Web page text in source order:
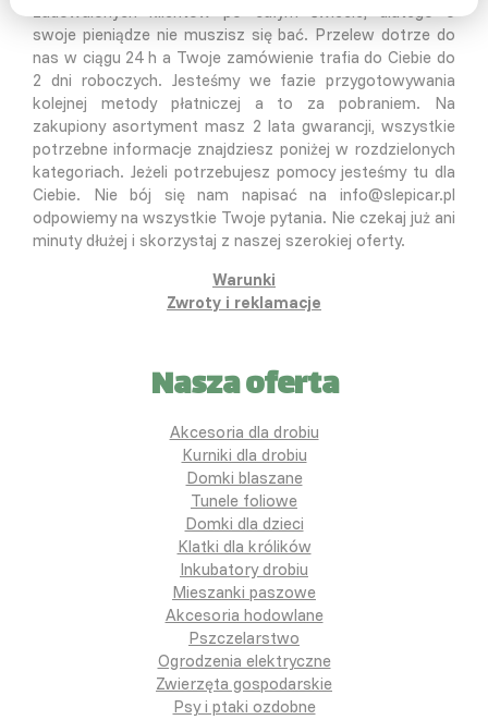
zadowalonych klientów po całym świecie, dlatego o
swoje pieniądze nie muszisz się bać. Przelew dotrze do
nas w ciągu 24 h a Twoje zamówienie trafia do Ciebie do
2 dni roboczych. Jesteśmy we fazie przygotowywania
kolejnej metody płatniczej a to za pobraniem. Na
zakupiony asortyment masz 2 lata gwarancji, wszystkie
potrzebne informacje znajdziesz poniżej w rozdzielonych
kategoriach. Jeżeli potrzebujesz pomocy jesteśmy tu dla
Ciebie. Nie bój się nam napisać na info@slepicar.pl
odpowiemy na wszystkie Twoje pytania. Nie czekaj już ani
minuty dłużej i skorzystaj z naszej szerokiej oferty.
Warunki
Zwroty i reklamacje
Nasza oferta
Akcesoria dla drobiu
Kurniki dla drobiu
Domki blaszane
Tunele foliowe
Domki dla dzieci
Klatki dla królików
Inkubatory drobiu
Mieszanki paszowe
Akcesoria hodowlane
Pszczelarstwo
Ogrodzenia elektryczne
Zwierzęta gospodarskie
Psy i ptaki ozdobne